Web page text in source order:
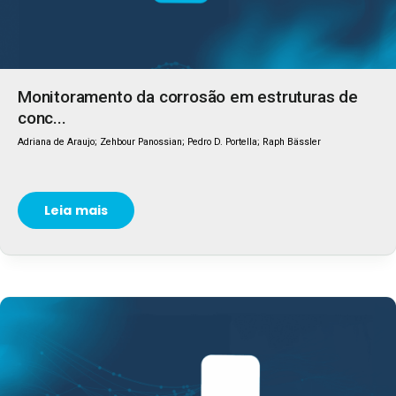
Monitoramento da corrosão em estruturas de
conc...
Adriana de Araujo; Zehbour Panossian; Pedro D. Portella; Raph Bässler
Leia mais